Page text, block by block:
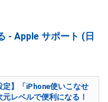
- Apple サポート (日
定】「iPhone使いこなせ
レベルで便利になる！